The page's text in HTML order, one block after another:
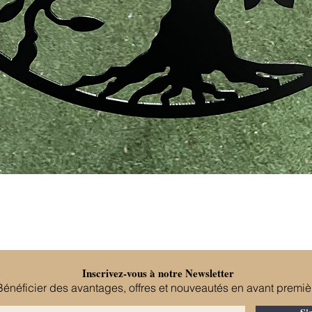
Inscrivez-vous à notre Newsletter
des avantages, offres et nouveautés en avant